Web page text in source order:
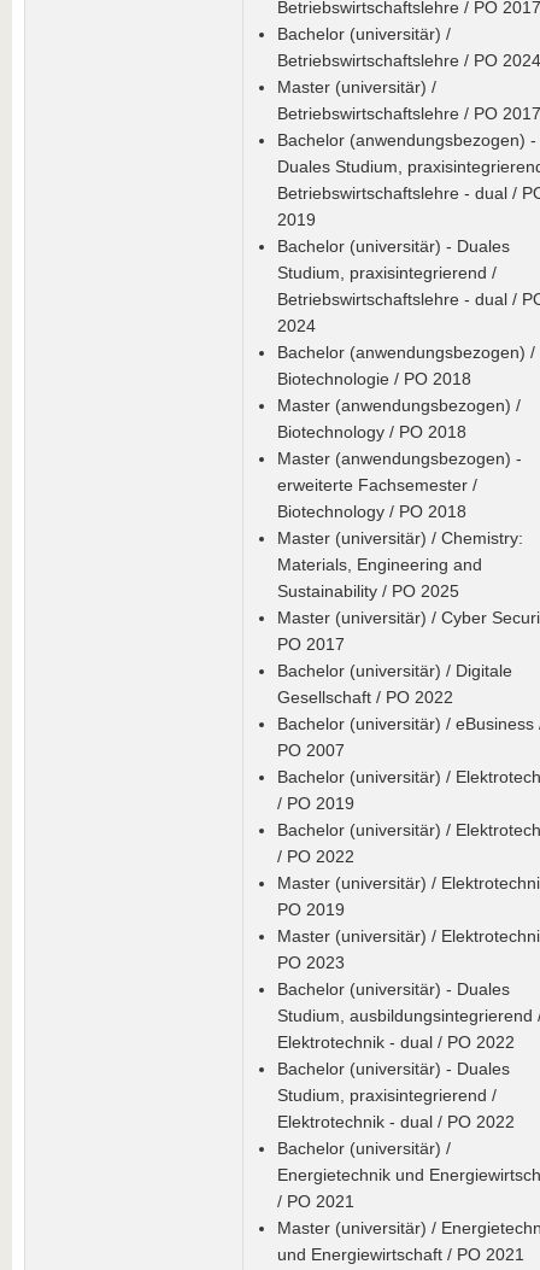
Betriebswirtschaftslehre / PO 2017
Bachelor (universitär) /
Betriebswirtschaftslehre / PO 2024
Master (universitär) /
Betriebswirtschaftslehre / PO 2017
Bachelor (anwendungsbezogen) -
Duales Studium,
Betriebswirtschaftslehre - dual /
2019
Bachelor (universitär) - Duales
Studium, praxisintegrierend /
Betriebswirtschaftslehre - dual /
2024
Bachelor (anwendungsbezogen) /
Biotechnologie / PO 2018
Master (anwendungsbezogen) /
Biotechnology / PO 2018
Master (anwendungsbezogen) -
erweiterte Fachsemester /
Biotechnology / PO 2018
Master (universitär) / Chemistry:
Materials, Engineering and
Sustainability / PO 2025
Master (universitär) / Cyber
PO 2017
Bachelor (universitär) / Digitale
Gesellschaft / PO 2022
Bachelor (universitär) / eBusiness
PO 2007
Bachelor (universitär) /
/ PO 2019
Bachelor (universitär) /
/ PO 2022
Master (universitär) /
PO 2019
Master (universitär) /
PO 2023
Bachelor (universitär) - Duales
Studium, ausbildungsintegrierend
Elektrotechnik - dual / PO 2022
Bachelor (universitär) - Duales
Studium, praxisintegrierend /
Elektrotechnik - dual / PO 2022
Bachelor (universitär) /
Energietechnik und
/ PO 2021
Master (universitär) /
und Energiewirtschaft / PO 2021